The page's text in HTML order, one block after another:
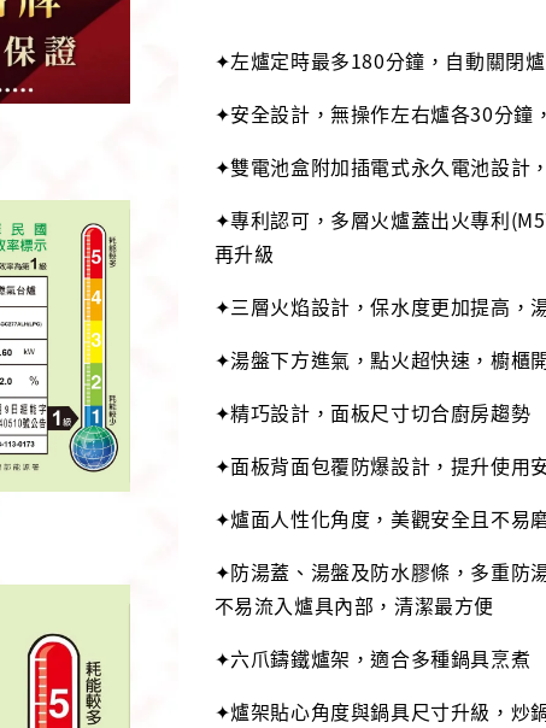
✦左爐定時最多180分鐘，自動關閉
✦安全設計，無操作左右爐各30分鐘
✦雙電池盒附加插電式永久電池設計
✦專利認可，多層火爐蓋出火專利
再升級
✦三層火焰設計，保水度更加提高，
✦湯盤下方進氣，點火超快速，櫥櫃
✦精巧設計，面板尺寸切合廚房趨勢
✦面板背面包覆防爆設計，提升使用
✦爐面人性化角度，美觀安全且不易
✦防湯蓋、湯盤及防水膠條，多重防
不易流入爐具內部，清潔最方便
✦六爪鑄鐵爐架，適合多種鍋具烹煮
✦爐架貼心角度與鍋具尺寸升級，炒